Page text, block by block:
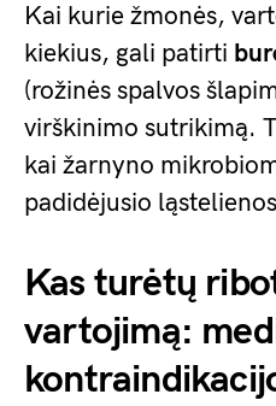
Kai kurie žmonės,
kiekius, gali patirti
(rožinės spalvos
virškinimo sutrikimą.
kai žarnyno
padidėjusio
Kas turėtų
vartojimą: